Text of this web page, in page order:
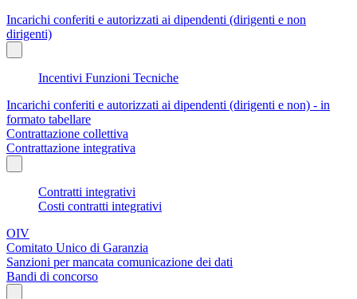
Incarichi conferiti e autorizzati ai dipendenti (dirigenti e non
dirigenti)
Incentivi Funzioni Tecniche
Incarichi conferiti e autorizzati ai dipendenti (dirigenti e non) - in
formato tabellare
Contrattazione collettiva
Contrattazione integrativa
Contratti integrativi
Costi contratti integrativi
OIV
Comitato Unico di Garanzia
Sanzioni per mancata comunicazione dei dati
Bandi di concorso